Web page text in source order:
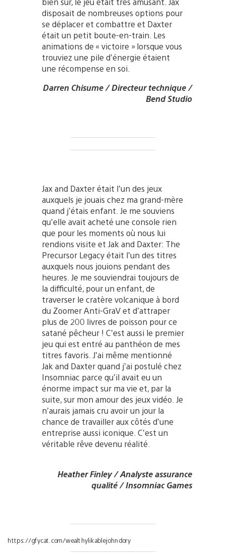
disposait de nombreuses options pour
se déplacer et combattre et Daxter
était un petit boute-en-train. Les
animations de « victoire » lorsque vous
trouviez une pile d’énergie étaient
une récompense en soi.
Darren Chisume / Directeur technique /
Bend Studio
Jax and Daxter était l’un des jeux
auxquels je jouais chez ma grand-mère
quand j’étais enfant. Je me souviens
qu’elle avait acheté une console rien
que pour les moments où nous lui
rendions visite et Jak and Daxter: The
Precursor Legacy était l’un des titres
auxquels nous jouions pendant des
heures. Je me souviendrai toujours de
la difficulté, pour un enfant, de
traverser le cratère volcanique à bord
du Zoomer Anti-GraV et d’attraper
plus de 200 livres de poisson pour ce
satané pêcheur ! C’est aussi le premier
jeu qui est entré au panthéon de mes
titres favoris. J’ai même mentionné
Jak and Daxter quand j’ai postulé chez
Insomniac parce qu’il avait eu un
énorme impact sur ma vie et, par la
suite, sur mon amour des jeux vidéo. Je
n’aurais jamais cru avoir un jour la
chance de travailler aux côtés d’une
entreprise aussi iconique. C’est un
véritable rêve devenu réalité.
Heather Finley / Analyste assurance
qualité / Insomniac Games
https://gfycat.com/wealthylikablejohndory